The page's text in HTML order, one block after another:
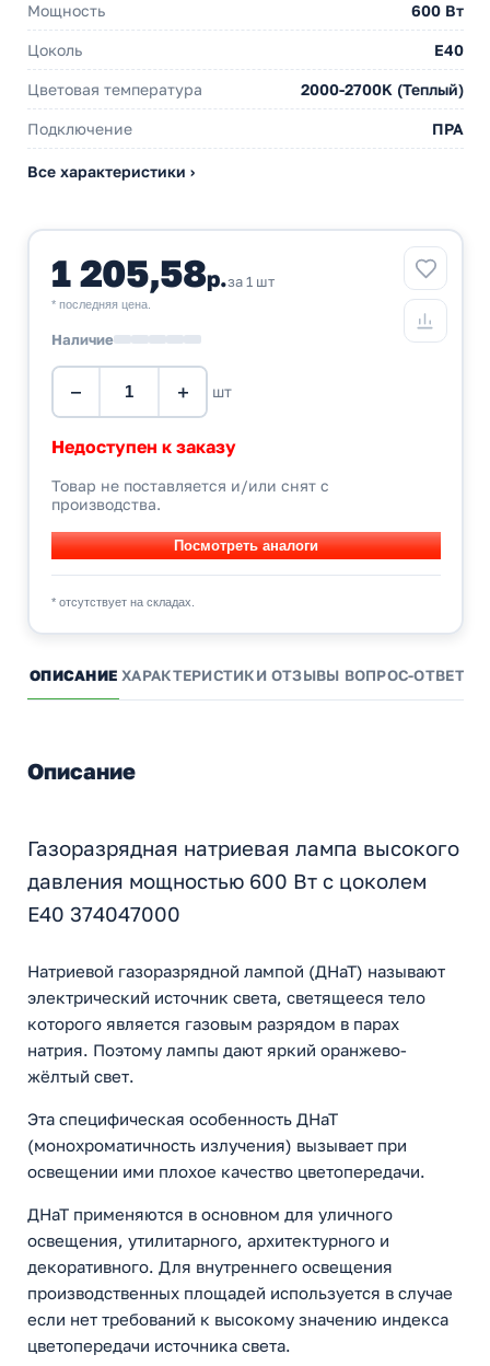
Мощность 600 Вт
Цоколь E40
Цветовая температура 2000-2700K (Теплый)
Подключение ПРА
Все характеристики ›
1 205,58р.за 1 шт
* последняя цена.
Наличие
− + шт
Недоступен к заказу
Товар не поставляется и/или снят с
производства.
* отсутствует на складах.
ОПИСАНИЕ ХАРАКТЕРИСТИКИ ОТЗЫВЫ ВОПРОС-ОТВЕТ
Описание
Газоразрядная натриевая лампа высокого
давления мощностью 600 Вт с цоколем
E40 374047000
Натриевой газоразрядной лампой (ДНаТ) называют
электрический источник света, светящееся тело
которого является газовым разрядом в парах
натрия. Поэтому лампы дают яркий оранжево-
жёлтый свет.
Эта специфическая особенность ДНаТ
(монохроматичность излучения) вызывает при
освещении ими плохое качество цветопередачи.
ДНаТ применяются в основном для уличного
освещения, утилитарного, архитектурного и
декоративного. Для внутреннего освещения
производственных площадей используется в случае
если нет требований к высокому значению индекса
цветопередачи источника света.